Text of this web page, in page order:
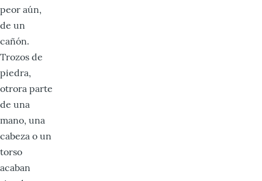
peor aún,
de un
cañón.
Trozos de
piedra,
otrora parte
de una
mano, una
cabeza o un
torso
acaban